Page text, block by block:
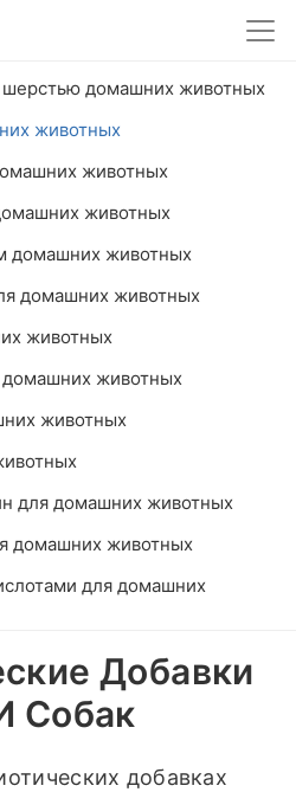
шерстью домашних животных
животных
животных
животных
домашних животных
домашних животных
животных
домашних животных
животных
для домашних животных
домашних животных
для домашних
Добавки
Собак
добавках